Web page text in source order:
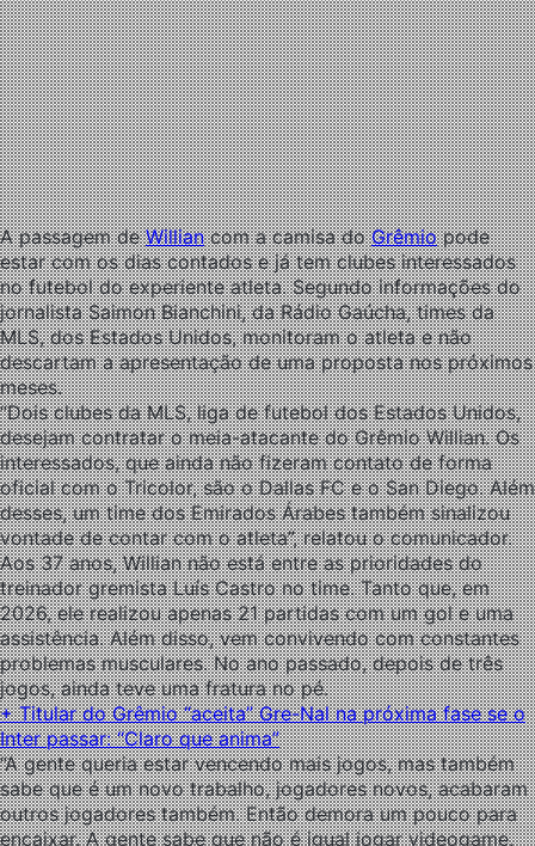
A passagem deWilliancom a camisa doGrêmiopode
estar com os dias contados e já tem clubes interessados
no futebol do experiente atleta. Segundo informações do
jornalista Saimon Bianchini, da Rádio Gaúcha, times da
MLS, dos Estados Unidos, monitoram o atleta e não
descartam a apresentação de uma proposta nos próximos
meses.
“Dois clubes da MLS, liga de futebol dos Estados Unidos,
desejam contratar o meia-atacante do Grêmio Willian. Os
interessados, que ainda não fizeram contato de forma
oficial com o Tricolor, são o Dallas FC e o San Diego. Além
desses, um time dos Emirados Árabes também sinalizou
vontade de contar com o atleta”, relatou o comunicador.
Aos 37 anos, Willian não está entre as prioridades do
treinador gremista Luís Castro no time. Tanto que, em
2026, ele realizou apenas21 partidas com um gol e uma
assistência. Além disso, vem convivendo com constantes
problemas musculares. No ano passado, depois de três
jogos, ainda teve uma fratura no pé.
+ Titular do Grêmio “aceita” Gre-Nal na próxima fase se o
Inter passar: “Claro que anima”
“A gente queria estar vencendo mais jogos, mas também
sabe que é um novo trabalho, jogadores novos, acabaram
outros jogadores também. Então demora um pouco para
encaixar. A gente sabe que não é igual jogar videogame,